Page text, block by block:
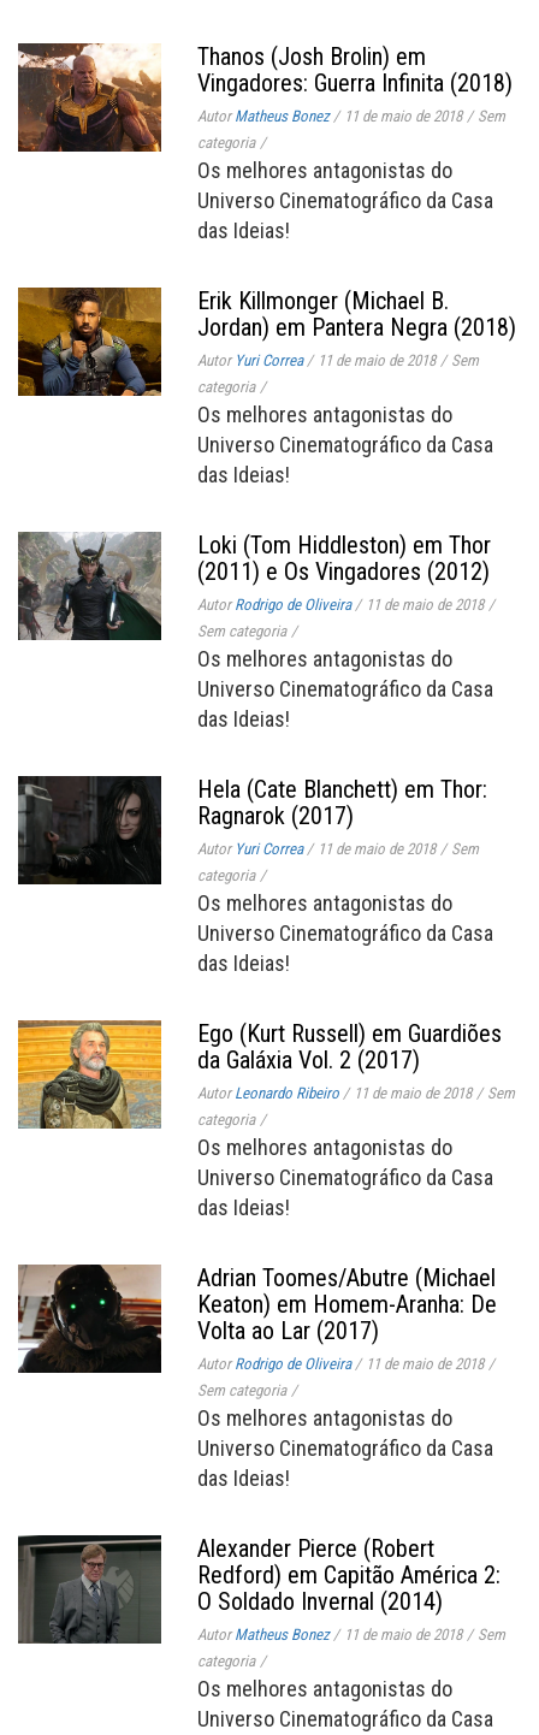
Thanos (Josh Brolin) em
Vingadores: Guerra Infinita (2018)
AutorMatheus Bonez / 11 de maio de 2018 / Sem
categoria /
Os melhores antagonistas do
Universo Cinematográfico da Casa
das Ideias!
Erik Killmonger (Michael B.
Jordan) em Pantera Negra (2018)
Autor Yuri Correa / 11 de maio de 2018 / Sem
categoria /
Os melhores antagonistas do
Universo Cinematográfico da Casa
das Ideias!
Loki (Tom Hiddleston) em Thor
(2011) e Os Vingadores (2012)
AutorRodrigo de Oliveira / 11 de maio de 2018 /
Sem categoria /
Os melhores antagonistas do
Universo Cinematográfico da Casa
das Ideias!
Hela (Cate Blanchett) em Thor:
Ragnarok (2017)
Autor Yuri Correa / 11 de maio de 2018 / Sem
categoria /
Os melhores antagonistas do
Universo Cinematográfico da Casa
das Ideias!
Ego (Kurt Russell) em Guardiões
da Galáxia Vol. 2 (2017)
AutorLeonardo Ribeiro / 11 de maio de 2018 / Sem
categoria /
Os melhores antagonistas do
Universo Cinematográfico da Casa
das Ideias!
Adrian Toomes/Abutre (Michael
Keaton) em Homem-Aranha: De
Volta ao Lar (2017)
AutorRodrigo de Oliveira / 11 de maio de 2018 /
Sem categoria /
Os melhores antagonistas do
Universo Cinematográfico da Casa
das Ideias!
Alexander Pierce (Robert
Redford) em Capitão América 2:
O Soldado Invernal (2014)
AutorMatheus Bonez / 11 de maio de 2018 / Sem
categoria /
Os melhores antagonistas do
Universo Cinematográfico da Casa